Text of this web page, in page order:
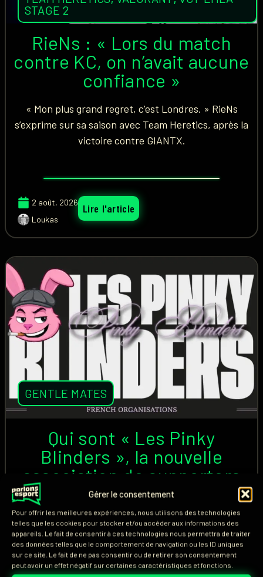
Gérer le consentement
Pour offrir les meilleures expériences, nous utilisons des technologies
telles que les cookies pour stocker et/ou accéder aux informations des
appareils. Le fait de consentir à ces technologies nous permettra de traiter
des données telles que le comportement de navigation ou les ID uniques
sur ce site. Le fait de ne pas consentir ou de retirer son consentement
peut avoir un effet négatif sur certaines caractéristiques et fonctions.
STAGE 2
RieNs : « Lors du match
contre KC, on n’avait aucune
confiance »
« Mon plus grand regret, c'est Londres. » RieNs
s’exprime sur sa saison avec Team Heretics, après la
victoire contre GIANTX.
2 août, 2026
Loukas
Lire l'article
GENTLE MATES
Qui sont « Les Pinky
Blinders », la nouvelle
association de supporters
de Gentle Mates ?
Alors que les The Gentle Suits est l'association de
supporters présente à tous les événements pour
soutenir Gentle Mates (M8), une nouvelle
organisation vient de naître. Membres, identité,